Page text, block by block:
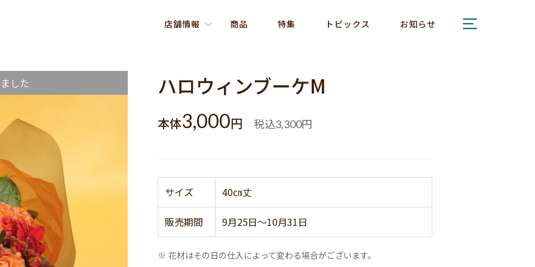
店舗情報 商品 特集 トピックス お知らせ
した ハロウィンブーケM
本体3,000円 税込3,300円
サイズ 40㎝丈
販売期間 9月25日～10月31日
※ 花材はその日の仕入によって変わる場合がございます。